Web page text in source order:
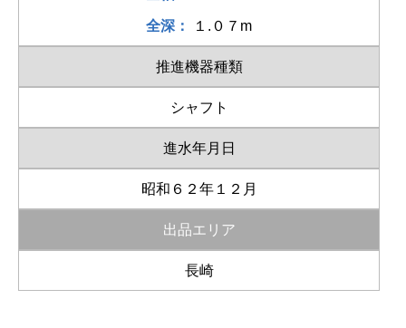
全深： １.０７m
推進機器種類
シャフト
進水年月日
昭和６２年１２月
出品エリア
長崎